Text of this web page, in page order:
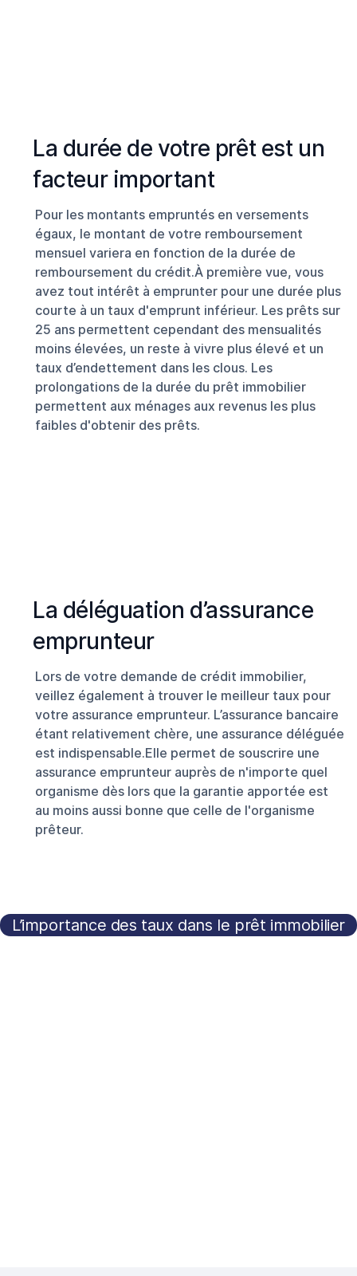
La durée de votre prêt est un
facteur important
Pour les montants empruntés en versements
égaux, le montant de votre remboursement
mensuel variera en fonction de la durée de
remboursement du crédit.À première vue, vous
avez tout intérêt à emprunter pour une durée plus
courte à un taux d'emprunt inférieur. Les prêts sur
25 ans permettent cependant des mensualités
moins élevées, un reste à vivre plus élevé et un
taux d’endettement dans les clous. Les
prolongations de la durée du prêt immobilier
permettent aux ménages aux revenus les plus
faibles d'obtenir des prêts.
La déléguation d’assurance
emprunteur
Lors de votre demande de crédit immobilier,
veillez également à trouver le meilleur taux pour
votre assurance emprunteur. L’assurance bancaire
étant relativement chère, une assurance déléguée
est indispensable.Elle permet de souscrire une
assurance emprunteur auprès de n'importe quel
organisme dès lors que la garantie apportée est
au moins aussi bonne que celle de l'organisme
prêteur.
L’importance des taux dans le prêt immobilier